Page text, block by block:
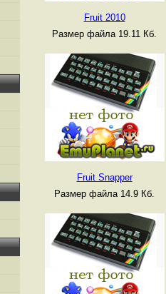
Fruit 2010
Размер файла 19.11 Кб.
Fruit Snapper
Размер файла 14.9 Кб.